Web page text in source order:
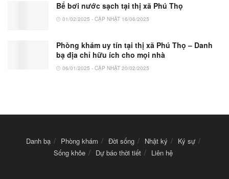
Bể bơi nước sạch tại thị xã Phú Thọ
01/02/2025 - CẬP NHẬT 16/06/2025
Phòng khám uy tín tại thị xã Phú Thọ – Danh
bạ địa chỉ hữu ích cho mọi nhà
06/01/2025 - CẬP NHẬT 20/02/2025
Danh bạ Phòng khám Đời sống Nhật ký
Ký sự
Sống khỏe
Dự báo thời tiết Liên hệ